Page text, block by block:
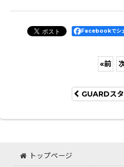
Facebookでシ
«前
GUARDス
トップページ